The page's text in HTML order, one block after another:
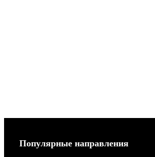
Популярные направления